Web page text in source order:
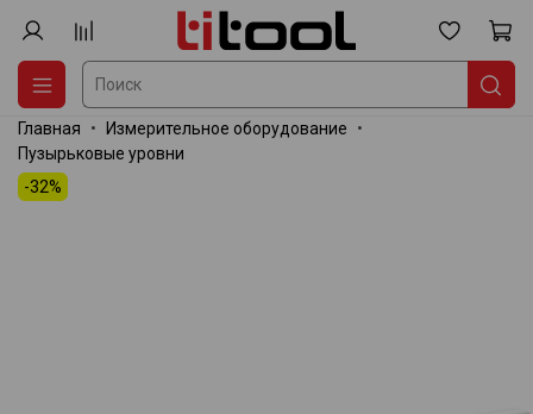
Главная
Измерительное оборудование
Пузырьковые уровни
-32%